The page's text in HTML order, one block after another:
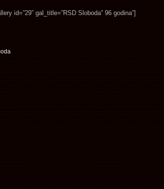
id=”29” gal_title=”RSD Sloboda” 96 godina”]